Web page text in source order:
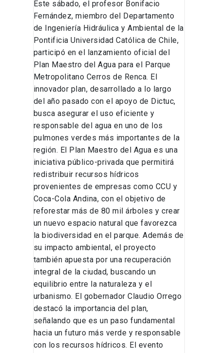
Este sábado, el profesor Bonifacio
Fernández, miembro del Departamento
de Ingeniería Hidráulica y Ambiental de la
Pontificia Universidad Católica de Chile,
participó en el lanzamiento oficial del
Plan Maestro del Agua para el Parque
Metropolitano Cerros de Renca. El
innovador plan, desarrollado a lo largo
del año pasado con el apoyo de Dictuc,
busca asegurar el uso eficiente y
responsable del agua en uno de los
pulmones verdes más importantes de la
región. El Plan Maestro del Agua es una
iniciativa público-privada que permitirá
redistribuir recursos hídricos
provenientes de empresas como CCU y
Coca-Cola Andina, con el objetivo de
reforestar más de 80 mil árboles y crear
un nuevo espacio natural que favorezca
la biodiversidad en el parque. Además de
su impacto ambiental, el proyecto
también apuesta por una recuperación
integral de la ciudad, buscando un
equilibrio entre la naturaleza y el
urbanismo. El gobernador Claudio Orrego
destacó la importancia del plan,
señalando que es un paso fundamental
hacia un futuro más verde y responsable
con los recursos hídricos. El evento
Sostenibilidad